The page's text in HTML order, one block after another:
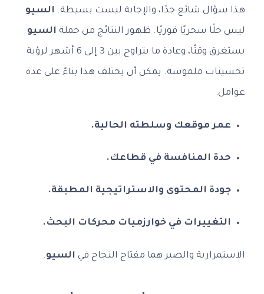
هذا سؤال شائع جدًا، والإجابة ليست بسيطة. السيو
ليس حلًا سحريًا فوريًا. ظهور النتائج من حملة السيو
يستغرق وقتًا، وعادة ما يتراوح بين 3 إلى 6 أشهر لرؤية
تحسينات ملموسة. يمكن أن يختلف هذا بناءً على عدة
عوامل:
عمر موقعك وسلطته الحالية.
حدة المنافسة في قطاعك.
جودة المحتوى والاستراتيجية المطبقة.
التغييرات في خوارزميات محركات البحث.
الاستمرارية والصبر هما مفتاح النجاح في السيو.